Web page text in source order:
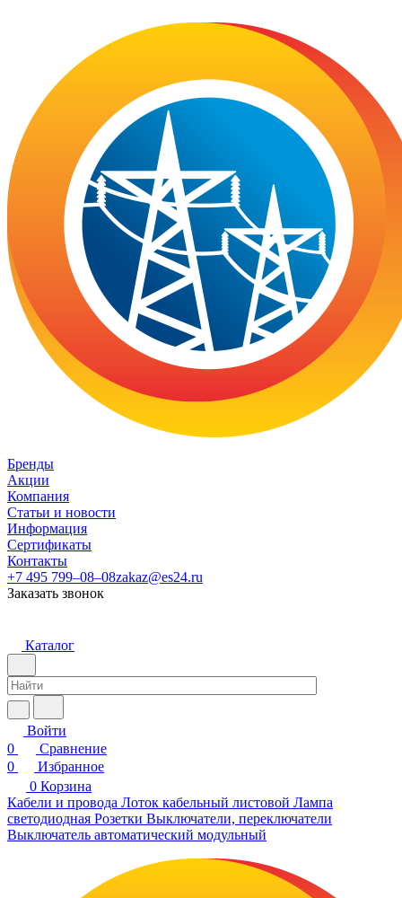
Бренды
Акции
Компания
Статьи и новости
Информация
Сертификаты
Контакты
+7 495 799–08–08zakaz@es24.ru
Заказать звонок
Каталог
Войти
0
Сравнение
0
Избранное
0 Корзина
Кабели и провода Лоток кабельный листовой Лампа
светодиодная Розетки Выключатели, переключатели
Выключатель автоматический модульный